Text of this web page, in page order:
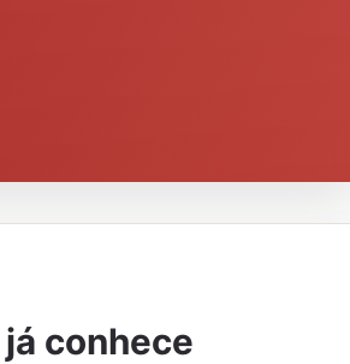
conhece